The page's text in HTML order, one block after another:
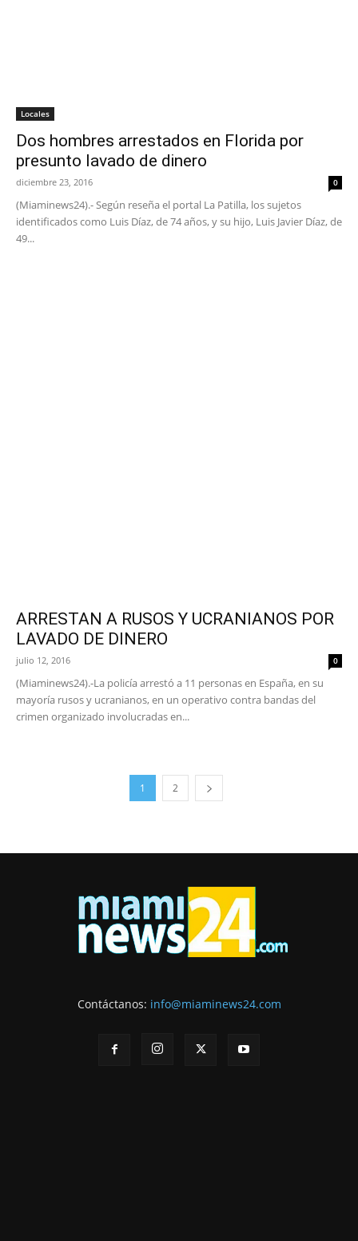
Locales
Dos hombres arrestados en Florida por
presunto lavado de dinero
diciembre 23, 2016 0
(Miaminews24).- Según reseña el portal La Patilla, los sujetos
identificados como Luis Díaz, de 74 años, y su hijo, Luis Javier Díaz, de
49...
ARRESTAN A RUSOS Y UCRANIANOS POR
LAVADO DE DINERO
julio 12, 2016 0
(Miaminews24).-La policía arrestó a 11 personas en España, en su
mayoría rusos y ucranianos, en un operativo contra bandas del
crimen organizado involucradas en...
1 2
Contáctanos: info@miaminews24.com